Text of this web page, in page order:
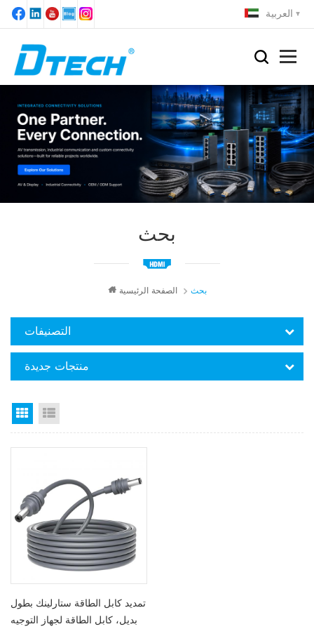
العربية
بحث
الصفحة الرئيسية بحث
التصنيفات
منتجات جديدة
Grid View
تمديد كابل الطاقة ستارلينك بطول
بديل، كابل الطاقة لجهاز التوجيه